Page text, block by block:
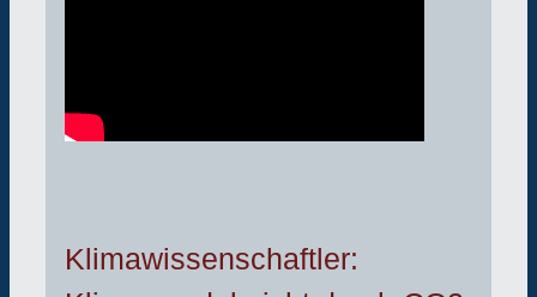
Klimawissenschaftler: